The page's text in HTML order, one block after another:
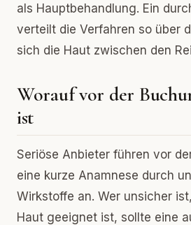
als Hauptbehandlung. Ein
verteilt die Verfahren so über
sich die Haut zwischen den
Worauf vor der
ist
Seriöse Anbieter führen vor
eine kurze Anamnese durch
Wirkstoffe an. Wer unsicher
Haut geeignet ist, sollte eine